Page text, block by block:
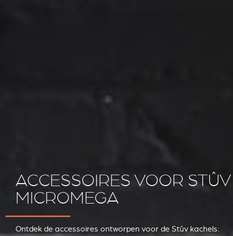
ACCESSOIRES VOOR STÛV
MICROMEGA
Ontdek de accessoires ontworpen voor de Stûv kachels: